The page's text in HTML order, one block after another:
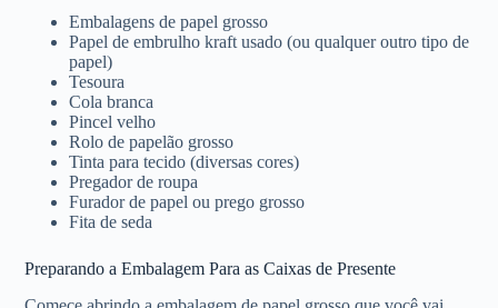
Embalagens de papel grosso
Papel de embrulho kraft usado (ou qualquer outro tipo de
papel)
Tesoura
Cola branca
Pincel velho
Rolo de papelão grosso
Tinta para tecido (diversas cores)
Pregador de roupa
Furador de papel ou prego grosso
Fita de seda
Preparando a Embalagem Para as Caixas de Presente